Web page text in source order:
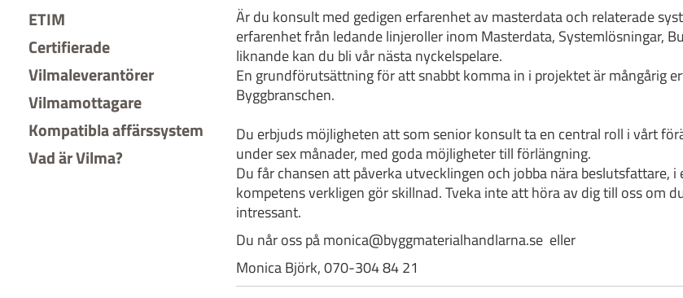
ETIM
Certifierade
Vilmaleverantörer
Vilmamottagare
Kompatibla affärssystem
Vad är Vilma?
Är du konsult med gedigen erfarenhet av masterdata och relaterade
erfarenhet från ledande linjeroller inom Masterdata, Systemlösningar,
liknande kan du bli vår nästa nyckelspelare.
En grundförutsättning för att snabbt komma in i projektet är mångårig
Byggbranschen.
Du erbjuds möjligheten att som senior konsult ta en central roll i vårt
under sex månader, med goda möjligheter till förlängning.
Du får chansen att påverka utvecklingen och jobba nära beslutsfattare,
kompetens verkligen gör skillnad. Tveka inte att höra av dig till oss om
intressant.
Du når oss på monica@byggmaterialhandlarna.se eller
Monica Björk, 070-304 84 21